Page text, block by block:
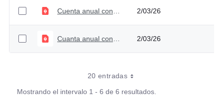
2/03/26
2/03/26
20 entradas
Mostrando el intervalo 1 - 6 de 6 resultados.